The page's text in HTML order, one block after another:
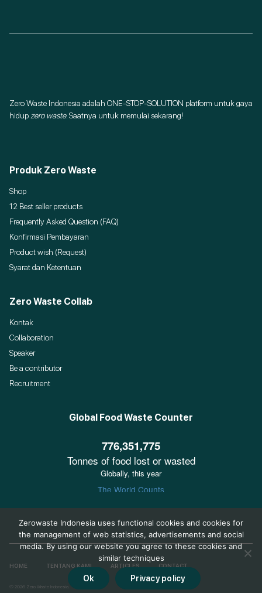
Zero Waste Indonesia adalah ONE-STOP-SOLUTION platform untuk gaya
hidup zero waste. Saatnya untuk memulai sekarang!
Produk Zero Waste
Shop
12 Best seller products
Frequently Asked Question (FAQ)
Konfirmasi Pembayaran
Product wish (Request)
Syarat dan Ketentuan
Zero Waste Collab
Kontak
Collaboration
Speaker
Be a contributor
Recruitment
Global Food Waste Counter
HOME TENTANG KAMI ARTICLES CONTACT
© 2026 Zero Waste Indonesia.
Zerowaste Indonesia uses functional cookies and cookies for
the management of web statistics, advertisements and social
media. By using our website you agree to these cookies and
similar techniques
Ok Privacy policy